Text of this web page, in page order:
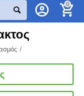
0
/